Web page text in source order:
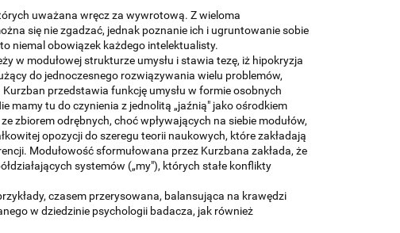
uważana wręcz za wywrotową. Z wieloma
się nie zgadzać, jednak poznanie ich i ugruntowanie sobie
niemal obowiązek każdego intelektualisty.
w modułowej strukturze umysłu i stawia tezę, iż hipokryzja
do jednoczesnego rozwiązywania wielu problemów,
przedstawia funkcję umysłu w formie osobnych
mamy tu do czynienia z jednolitą „jaźnią" jako ośrodkiem
zbiorem odrębnych, choć wpływających na siebie modułów,
opozycji do szeregu teorii naukowych, które zakładają
Modułowość sformułowana przez Kurzbana zakłada, że
systemów („my"), których stałe konflikty
czasem przerysowana, balansująca na krawędzi
w dziedzinie psychologii badacza, jak również